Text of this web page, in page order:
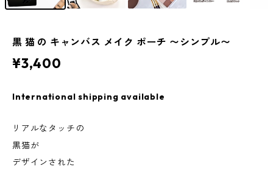
黒 猫 の キャンバス メイク ポーチ 〜シンプル〜
¥3,400
International shipping available
リアルなタッチの
黒猫が
デザインされた